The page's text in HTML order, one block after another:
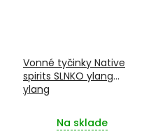
Vonné tyčinky Native
spirits SLNKO ylang
ylang
Na sklade